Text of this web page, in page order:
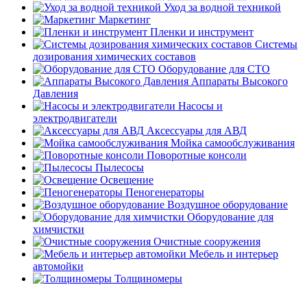
Уход за водной техникой
Маркетинг
Пленки и инструмент
Системы
дозирования химических составов
Оборудование для СТО
Аппараты Высокого
Давления
Насосы и
электродвигатели
Аксессуары для АВД
Мойка самообслуживания
Поворотные консоли
Пылесосы
Освещение
Пеногенераторы
Воздушное оборудование
Оборудование для
химчистки
Очистные сооружения
Мебель и интерьер
автомойки
Толщиномеры